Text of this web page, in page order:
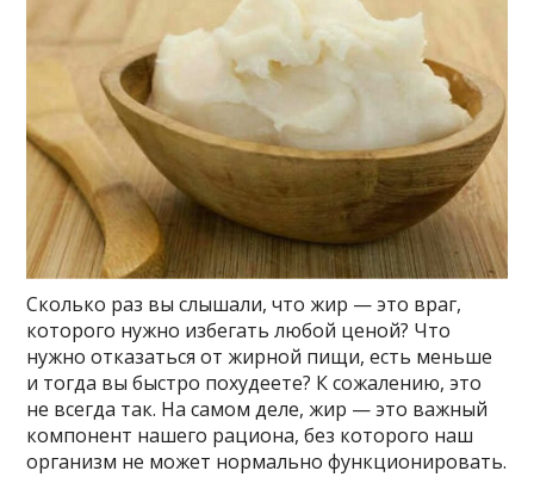
Сколько раз вы слышали, что жир — это враг,
которого нужно избегать любой ценой? Что
нужно отказаться от жирной пищи, есть меньше
и тогда вы быстро похудеете? К сожалению, это
не всегда так. На самом деле, жир — это важный
компонент нашего рациона, без которого наш
организм не может нормально функционировать.